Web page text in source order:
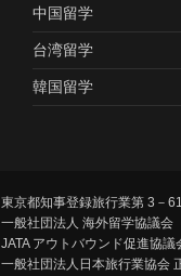
中国留学
台湾留学
韓国留学
東京都知事登録旅行業第 3－
一般社団法人 海外留学協議会
JATA アウトバウンド促進協議
一般社団法人日本旅行業協会